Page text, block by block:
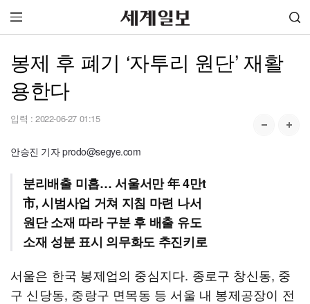
봉제 후 폐기 ‘자투리 원단’ 재활
용한다
입력 : 2022-06-27 01:15
안승진 기자 prodo@segye.com
분리배출 미흡… 서울서만 年 4만t
市, 시범사업 거쳐 지침 마련 나서
원단 소재 따라 구분 후 배출 유도
소재 성분 표시 의무화도 추진키로
서울은 한국 봉제업의 중심지다. 종로구 창신동, 중
구 신당동, 중랑구 면목동 등 서울 내 봉제공장이 전